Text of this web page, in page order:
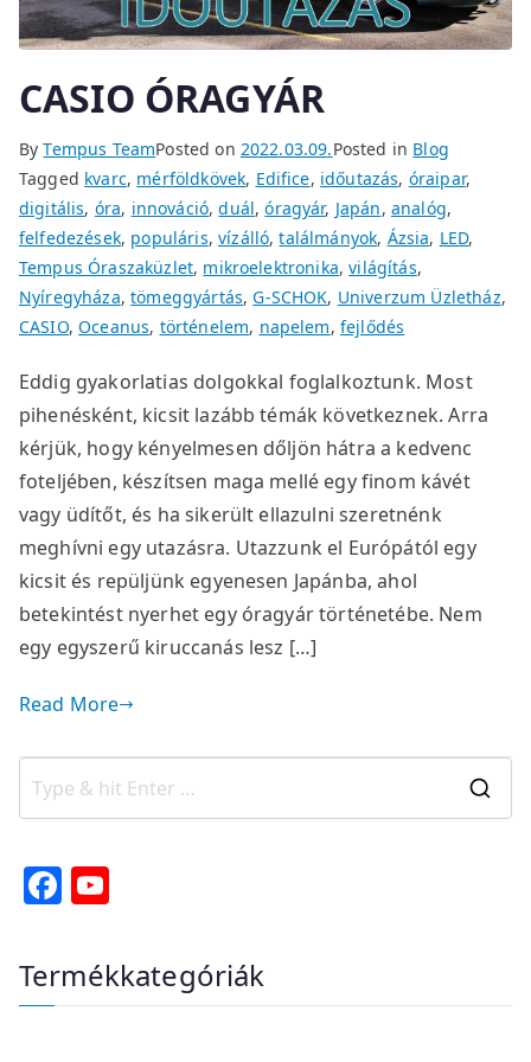
CASIO ÓRAGYÁR
ByTempus TeamPosted on 2022.03.09.Posted in Blog
Tagged kvarc, mérföldkövek, Edifice, időutazás, óraipar,
digitális, óra, innováció,duál,óragyár, Japán, analóg,
felfedezések, populáris,vízálló,találmányok, Ázsia, LED,
Tempus Óraszaküzlet, mikroelektronika,világítás,
Nyíregyháza,tömeggyártás,G-SCHOK, Univerzum Üzletház,
CASIO,Oceanus, történelem, napelem, fejlődés
Eddig gyakorlatias dolgokkal foglalkoztunk. Most
pihenésként, kicsit lazább témák következnek. Arra
kérjük, hogy kényelmesen dőljön hátra a kedvenc
foteljében, készítsen maga mellé egy finom kávét
vagy üdítőt, és ha sikerült ellazulni szeretnénk
meghívni egy utazásra. Utazzunk el Európától egy
kicsit és repüljünk egyenesen Japánba, ahol
betekintést nyerhet egy óragyár történetébe. Nem
egy egyszerű kiruccanás lesz […]
Read More
f
F
c
e
u
T
Termékkategóriák